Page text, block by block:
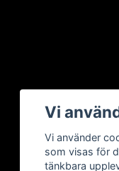
Vi
Vi använder
som visas för
tänkbara